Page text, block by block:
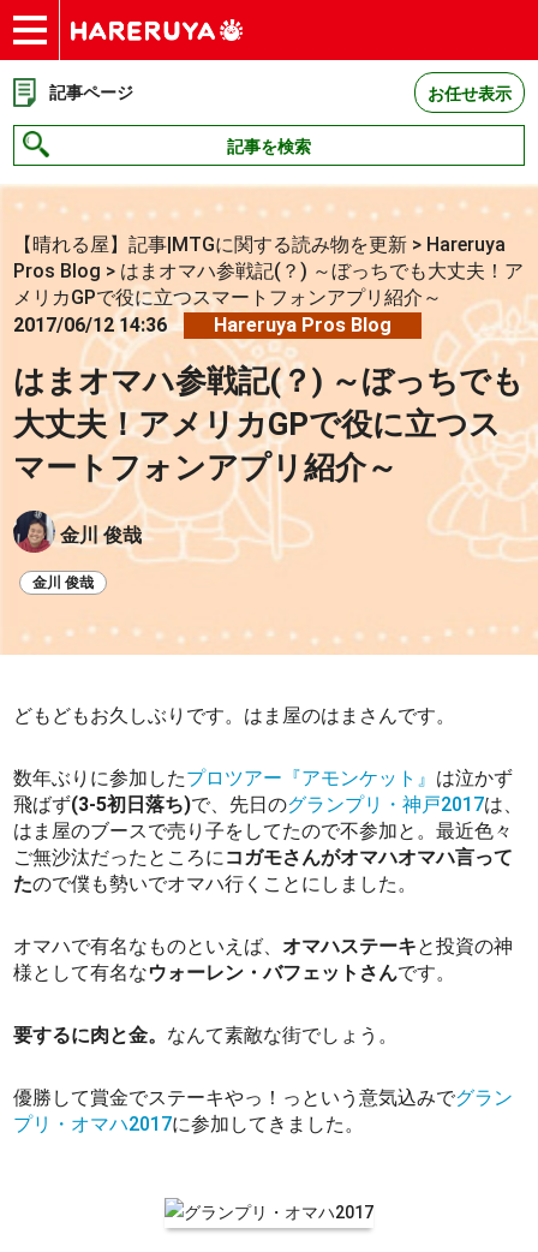
ショップ
買取
記事
デッキ検索
デッキ構築
選手一覧
店舗一覧
イベント
お問い合わせ
記事ページ お任せ表示
記事を検索
【晴れる屋】記事|MTGに関する読み物を更新 > Hareruya
Pros Blog > はまオマハ参戦記(？) ～ぼっちでも大丈夫！ア
メリカGPで役に立つスマートフォンアプリ紹介～
2017/06/12 14:36
Hareruya Pros Blog
はまオマハ参戦記(？) ～ぼっちでも
大丈夫！アメリカGPで役に立つス
マートフォンアプリ紹介～
金川 俊哉
金川 俊哉
どもどもお久しぶりです。はま屋のはまさんです。
数年ぶりに参加したプロツアー『アモンケット』 は泣かず
飛ばず(3-5初日落ち)で、先日のグランプリ・神戸2017は、
はま屋のブースで売り子をしてたので不参加と。最近色々
ご無沙汰だったところに コガモさんがオマハオマハ言って
たので僕も勢いでオマハ行くことにしました。
オマハで有名なものといえば、 オマハステーキと投資の神
様として有名なウォーレン・バフェットさんです。
要するに肉と金。 なんて素敵な街でしょう。
優勝して賞金でステーキやっ！っという意気込みでグラン
プリ・オマハ2017に参加してきました。